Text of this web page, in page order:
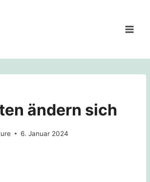
ändern sich
6. Januar 2024